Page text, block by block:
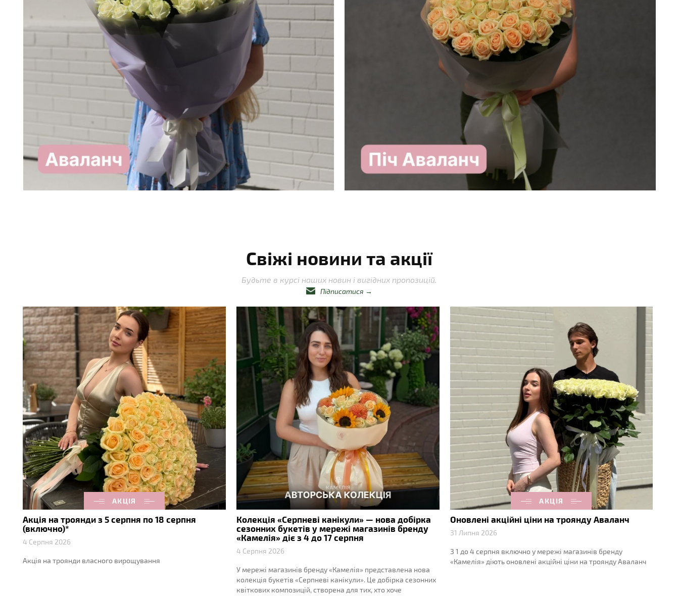
Свіжі новини та акції
Будьте в курсі наших новин і вигідних пропозицій.
Підписатися →
АКЦІЯ
Акція на троянди з 5 серпня по 18 серпня
(включно)*
4 Серпня 2026
Акція на троянди власного вирощування
Колекція «Серпневі канікули» — нова добірка
сезонних букетів у мережі магазинів бренду
«Камелія» діє з 4 до 17 серпня
4 Серпня 2026
У мережі магазинів бренду «Камелія» представлена нова
колекція букетів «Серпневі канікули». Це добірка сезонних
квіткових композицій, створена для тих, хто хоче
АКЦІЯ
Оновлені акційні ціни на троянду Аваланч
31 Липня 2026
З 1 до 4 серпня включно у мережі магазинів бренду
«Камелія» діють оновлені акційні ціни на троянду Аваланч